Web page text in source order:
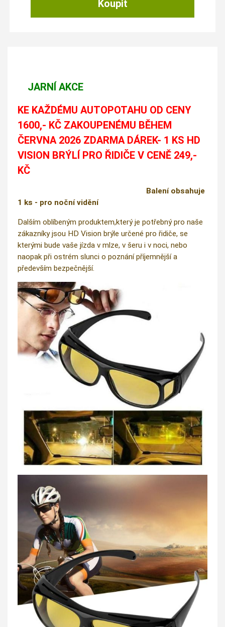
JARNÍ AKCE
KE KAŽDÉMU AUTOPOTAHU OD CENY
1600,- KČ ZAKOUPENÉMU BĚHEM
ČERVNA 2026 ZDARMA DÁREK- 1 KS HD
VISION BRÝLÍ PRO ŘIDIČE V CENĚ 249,-
KČ
Balení obsahuje
1 ks - pro noční vidění
Dalším oblíbeným produktem,který je potřebný pro naše
zákazníky jsou HD Vision brýle určené pro řidiče, se
kterými bude vaše jízda v mlze, v šeru i v noci, nebo
naopak při ostrém slunci o poznání příjemnější a
především bezpečnější.